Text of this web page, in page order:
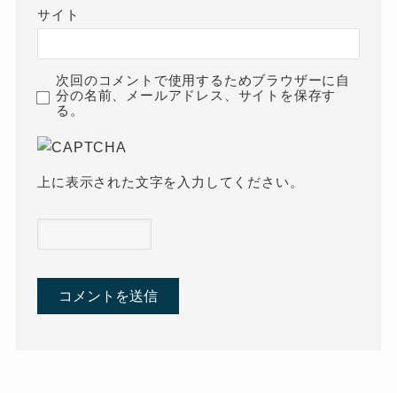
サイト
次回のコメントで使用するためブラウザーに自
分の名前、メールアドレス、サイトを保存す
る。
上に表示された文字を入力してください。